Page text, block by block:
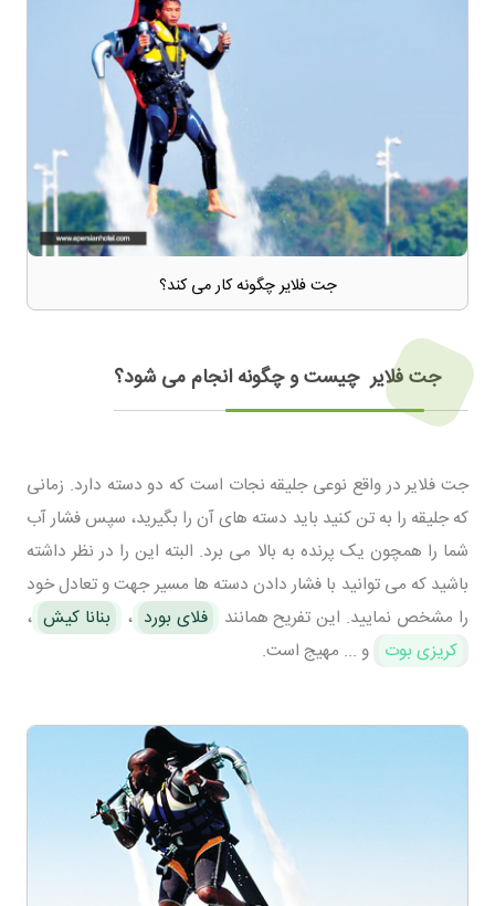
جت فلایر چگونه کار می کند؟
جت فلایر چیست و چگونه انجام می شود؟
جت فلایر در واقع نوعی جلیقه نجات است که دو دسته دارد. زمانی
که جلیقه را به تن کنید باید دسته های آن را بگیرید، سپس فشار آب
شما را همچون یک پرنده به بالا می برد. البته این را در نظر داشته
باشید که می توانید با فشار دادن دسته ها مسیر جهت و تعادل خود
را مشخص نمایید. این تفریح همانند
فلای بورد ، بنانا کیش ،
کریزی بوت و ... مهیج است.